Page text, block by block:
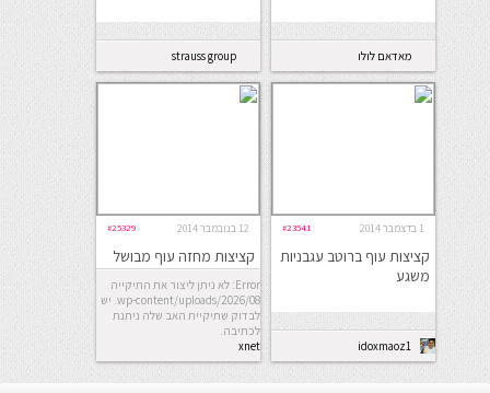
מאדאם לולו strauss group
1 בדצמבר 2014 #23541
קציצות עוף ברוטב עגבניות
משגע
idoxmaoz1
12 בנובמבר 2014 #25329
קציצות מחזה עוף מבושל
Error: לא ניתן ליצור את התיקייה
wp-content/uploads/2026/08. יש
לבדוק שתיקיית האב שלה ניתנת
לכתיבה.
xnet